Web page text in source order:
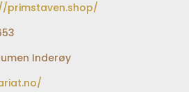
primstaven.shop/
Inderøy